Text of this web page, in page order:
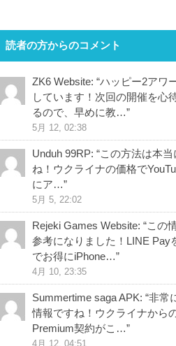
読者の方からのコメント
ZK6 Website: “ハッピー2アワ
しています！次回の開催を心
るので、早めに教…”
5月 12, 02:38
Unduh 99RP: “この方法は本
ね！ウクライナの価格で
にア…”
5月 5, 22:02
Rejeki Games Website: “この
参考になりました！LINE Pay
でお得にiPhone…”
4月 10, 23:35
Summertime saga APK: “非常
情報ですね！ウクライナから
Premium契約がこ…”
4月 12, 04:51